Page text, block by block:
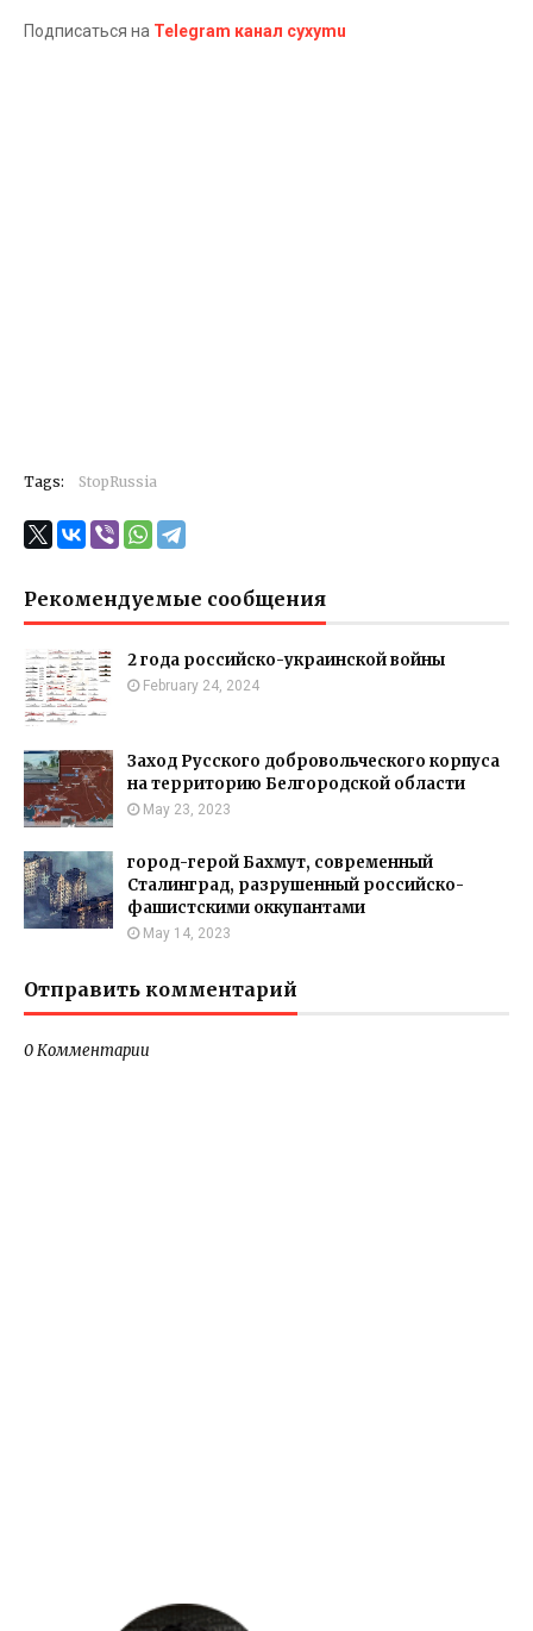
Подписаться на Telegram канал cyxymu
Tags: StopRussia
Рекомендуемые сообщения
2 года российско-украинской войны
February 24, 2024
Заход Русского добровольческого корпуса
на территорию Белгородской области
May 23, 2023
город-герой Бахмут, современный
Сталинград, разрушенный российско-
фашистскими оккупантами
May 14, 2023
Отправить комментарий
0 Комментарии